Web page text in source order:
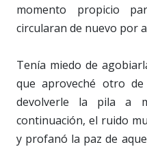
momento propicio
circularan de nuevo por
Tenía miedo de
que aproveché otro
devolverle la pila a
continuación, el ruido
y profanó la paz de